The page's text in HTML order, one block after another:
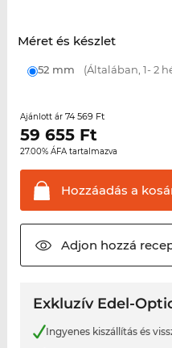
Méret és készlet
52 mm (Általában, 1- 2
Ajánlott ár 74 569 Ft
59 655Ft
27.00% ÁFA tartalmazva
Hozzáadás a
Adjon hozzá
Exkluzív Edel-
Ingyenes kiszállítás és